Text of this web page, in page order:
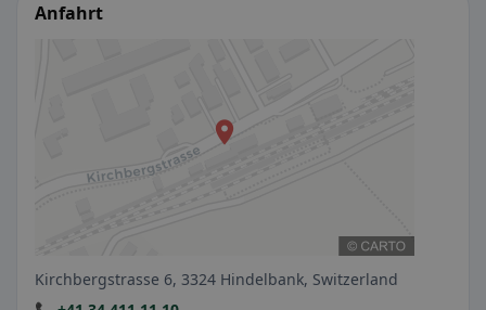
Anfahrt
Kirchbergstrasse 6, 3324 Hindelbank, Switzerland